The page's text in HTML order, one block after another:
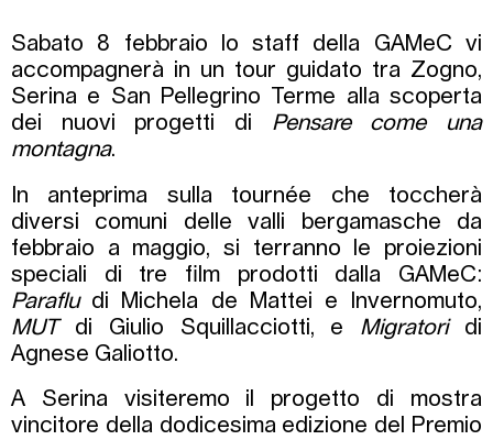
Sabato 8 febbraio lo staff della GAMeC vi
accompagnerà in un tour guidato tra Zogno,
Serina e San Pellegrino Terme alla scoperta
dei nuovi progetti di Pensare come una
montagna.
In anteprima sulla tournée che toccherà
diversi comuni delle valli bergamasche da
febbraio a maggio, si terranno le proiezioni
speciali di tre film prodotti dalla GAMeC:
Paraflu di Michela de Mattei e Invernomuto,
MUT di Giulio Squillacciotti, e Migratori di
Agnese Galiotto.
A Serina visiteremo il progetto di mostra
vincitore della dodicesima edizione del Premio